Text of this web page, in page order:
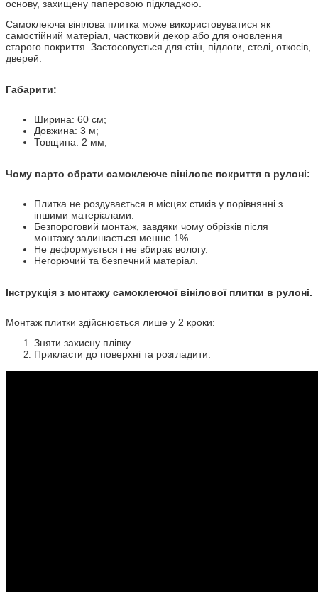
основу, захищену паперовою підкладкою.
Самоклеюча вінілова плитка може використовуватися як
самостійний матеріал, частковий декор або для оновлення
старого покриття. Застосовується для стін, підлоги, стелі, откосів,
дверей.
Габарити:
Ширина: 60 см;
Довжина: 3 м;
Товщина: 2 мм;
Чому варто обрати самоклеюче вінілове покриття в рулоні:
Плитка не роздувається в місцях стиків у порівнянні з
іншими матеріалами.
Безпороговий монтаж, завдяки чому обрізків після
монтажу залишається менше 1%.
Не деформується і не вбирає вологу.
Негорючий та безпечний матеріал.
Інструкція з монтажу самоклеючої вінілової плитки в рулоні.
Монтаж плитки здійснюється лише у 2 кроки:
Зняти захисну плівку.
Прикласти до поверхні та розгладити.